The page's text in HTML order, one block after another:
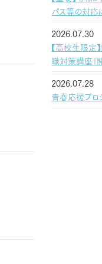
パス等の対応
2026.07.30
【高校生限定
職対策講座」
2026.07.28
青春応援プロ